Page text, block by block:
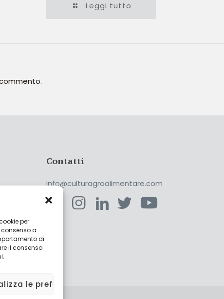
per
a
di
il consenso
le preferenze
Leggi tutto
Cerca
Contatti
info@culturagroalimentare.com